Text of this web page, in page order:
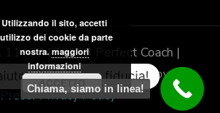
11437470153
Perfect Coach |
Themes. Powered by
. Privacy Policy
Chiedi con fiducia!
Chiama, siamo in linea!
Utilizzando il sito, accetti
dei cookie da parte
nostra. maggiori
informazioni
ACCETTO